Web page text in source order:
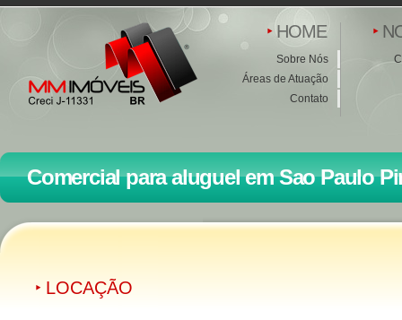
HOME
Sobre Nós
Áreas de Atuação
Contato
Comercial para aluguel em Sao Paulo
LOCAÇÃO